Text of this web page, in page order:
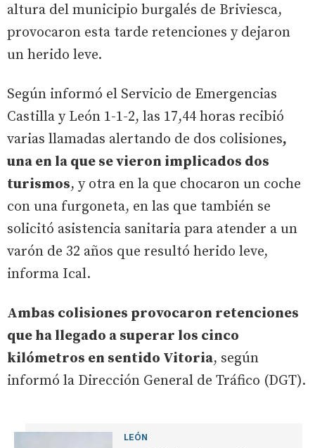
altura del municipio burgalés de Briviesca,
provocaron esta tarde retenciones y dejaron
un herido leve.
Según informó el Servicio de Emergencias
Castilla y León 1-1-2, las 17,44 horas recibió
varias llamadas alertando de dos colisiones,
una en la que se vieron implicados dos
turismos, y otra en la que chocaron un coche
con una furgoneta, en las que también se
solicitó asistencia sanitaria para atender a un
varón de 32 años que resultó herido leve,
informa Ical.
Ambas colisiones provocaron retenciones
que ha llegado a superar los cinco
kilómetros en sentido Vitoria, según
informó la Dirección General de Tráfico (DGT).
LEÓN